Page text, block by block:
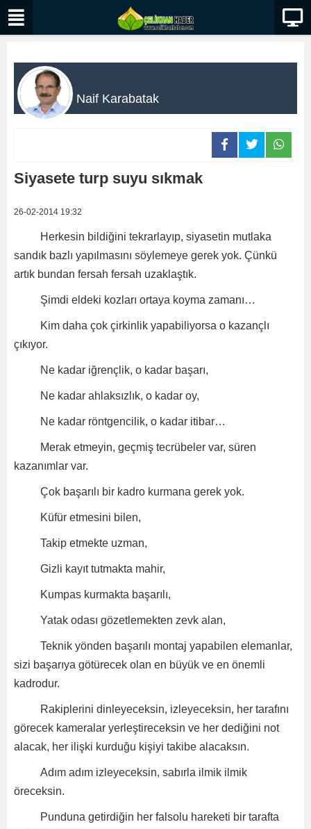
Naif Karabatak
Siyasete turp suyu sıkmak
26-02-2014 19:32
Herkesin bildiğini tekrarlayıp, siyasetin mutlaka
sandık bazlı yapılmasını söylemeye gerek yok. Çünkü
artık bundan fersah fersah uzaklaştık.
Şimdi eldeki kozları ortaya koyma zamanı…
Kim daha çok çirkinlik yapabiliyorsa o kazançlı
çıkıyor.
Ne kadar iğrençlik, o kadar başarı,
Ne kadar ahlaksızlık, o kadar oy,
Ne kadar röntgencilik, o kadar itibar…
Merak etmeyin, geçmiş tecrübeler var, süren
kazanımlar var.
Çok başarılı bir kadro kurmana gerek yok.
Küfür etmesini bilen,
Takip etmekte uzman,
Gizli kayıt tutmakta mahir,
Kumpas kurmakta başarılı,
Yatak odası gözetlemekten zevk alan,
Teknik yönden başarılı montaj yapabilen elemanlar,
sizi başarıya götürecek olan en büyük ve en önemli
kadrodur.
Rakiplerini dinleyeceksin, izleyeceksin, her tarafını
görecek kameralar yerleştireceksin ve her dediğini not
alacak, her ilişki kurduğu kişiyi takibe alacaksın.
Adım adım izleyeceksin, sabırla ilmik ilmik
öreceksin.
Punduna getirdiğin her falsolu hareketi bir tarafta